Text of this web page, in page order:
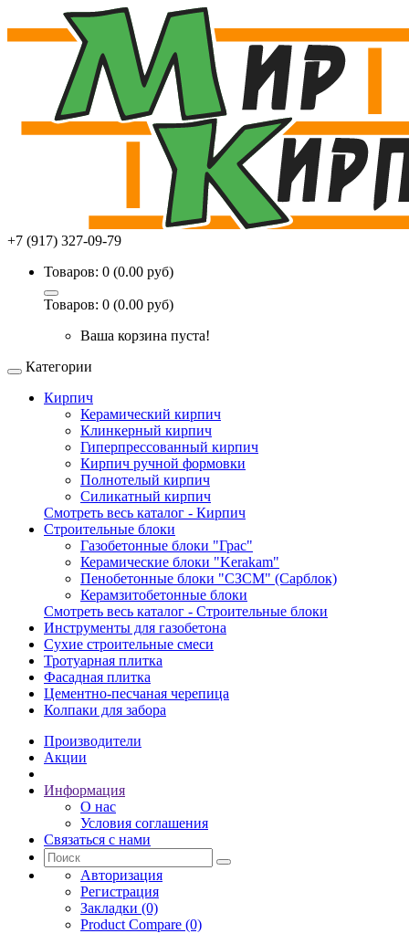
+7 (917) 327-09-79
Товаров: 0 (0.00 руб)
Товаров: 0 (0.00 руб)
Ваша корзина пуста!
Категории
Кирпич
Керамический кирпич
Клинкерный кирпич
Гиперпрессованный кирпич
Кирпич ручной формовки
Полнотелый кирпич
Силикатный кирпич
Смотреть весь каталог - Кирпич
Строительные блоки
Газобетонные блоки "Грас"
Керамические блоки "Kerakam"
Пенобетонные блоки "СЗСМ" (Сарблок)
Керамзитобетонные блоки
Смотреть весь каталог - Строительные блоки
Инструменты для газобетона
Сухие строительные смеси
Тротуарная плитка
Фасадная плитка
Цементно-песчаная черепица
Колпаки для забора
Производители
Акции
Информация
О нас
Условия соглашения
Связаться с нами
Авторизация
Регистрация
Закладки (0)
Product Compare (0)